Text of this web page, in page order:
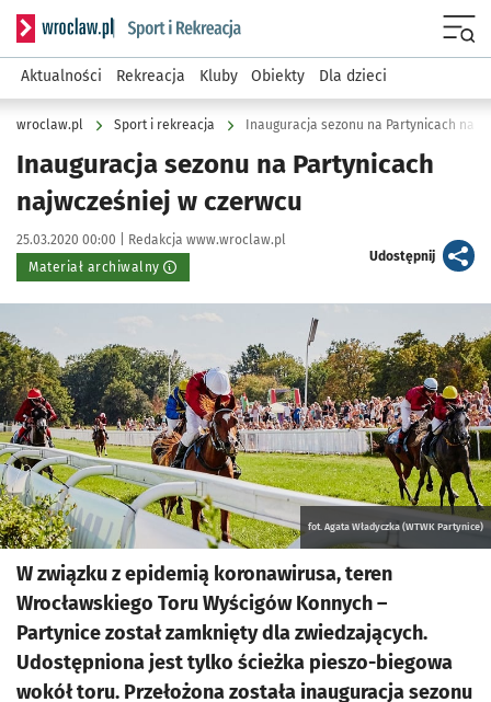
Serwis informacyjny wroclaw.pl podserwis: Sport i rekreacja
Aktualności Rekreacja Kluby Obiekty Dla dzieci
wroclaw.pl Sport i rekreacja Inauguracja sezonu na Partynicach
Inauguracja sezonu na Partynicach
najwcześniej w czerwcu
Data publikacji:
25.03.2020 00:00 | Autor:
Redakcja www.wroclaw.pl
Materiał archiwalny
Udostępnijartykuł
fot. Agata Władyczka (WTWK Partynice)
W związku z epidemią koronawirusa, teren
Wrocławskiego Toru Wyścigów Konnych –
Partynice został zamknięty dla zwiedzających.
Udostępniona jest tylko ścieżka pieszo-biegowa
wokół toru. Przełożona została inauguracja sezonu